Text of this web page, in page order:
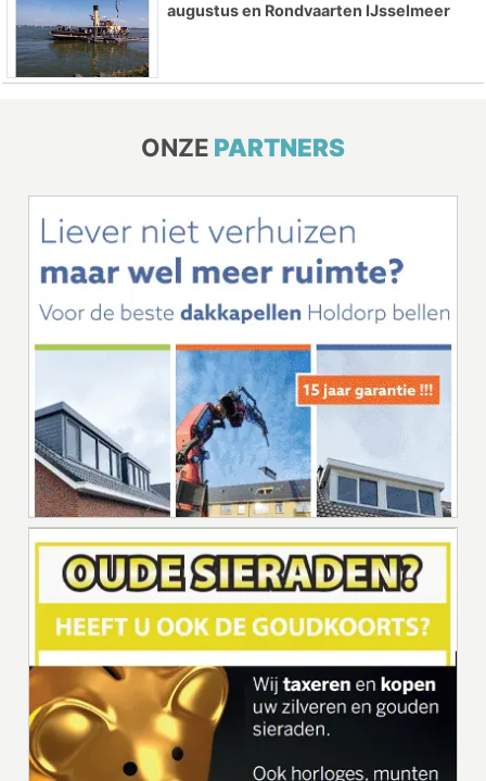
augustus en Rondvaarten IJsselmeer
ONZE PARTNERS